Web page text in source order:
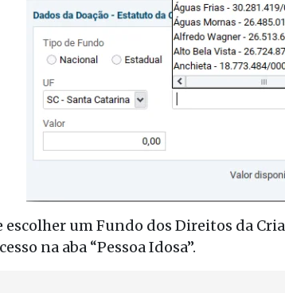
escolher um Fundo dos Direitos da
na aba “Pessoa Idosa”.